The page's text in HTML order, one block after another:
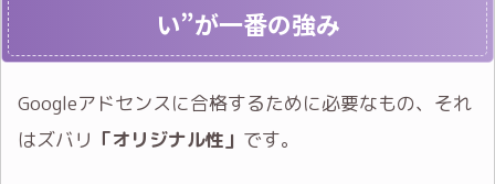
い”が一番の強み
Googleアドセンスに合格するために必要なもの、それ
はズバリ 「オリジナル性」 です。